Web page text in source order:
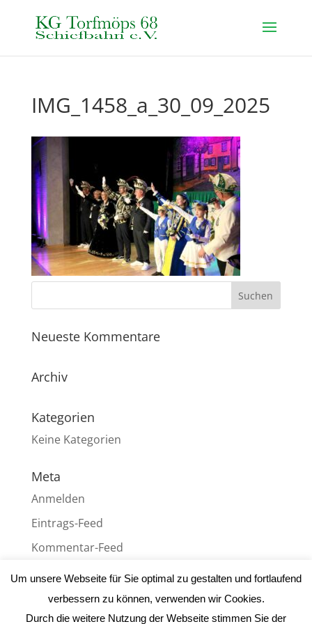
IMG_1458_a_30_09_2025
Neueste Kommentare
Archiv
Kategorien
Keine Kategorien
Meta
Anmelden
Eintrags-Feed
Kommentar-Feed
WordPress.org
Um unsere Webseite für Sie optimal zu gestalten und fortlaufend
verbessern zu können, verwenden wir Cookies.
Durch die weitere Nutzung der Webseite stimmen Sie der